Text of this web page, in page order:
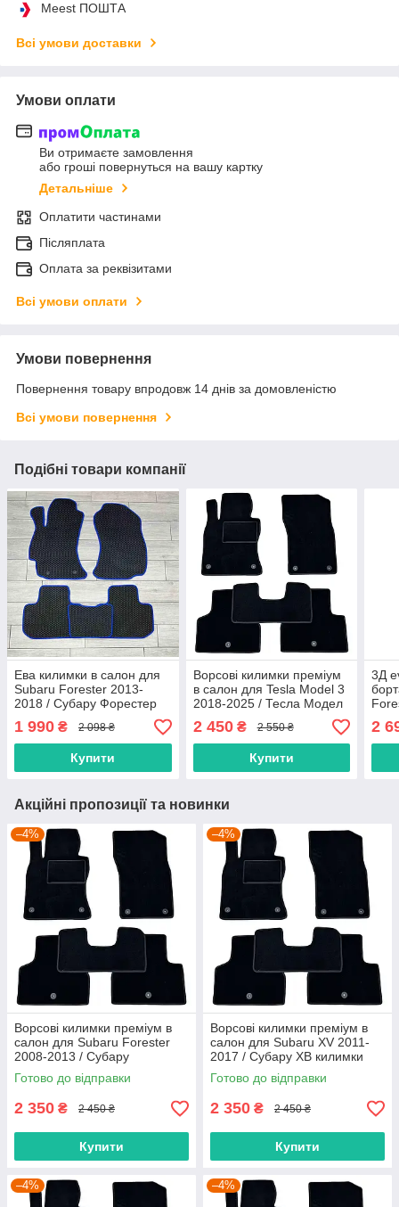
Meest ПОШТА
Всі умови доставки
Умови оплати
Ви отримаєте замовлення
або гроші повернуться на вашу картку
Детальніше
Оплатити частинами
Післяплата
Оплата за реквізитами
Всі умови оплати
Умови повернення
Повернення товару впродовж 14 днів за домовленістю
Всі умови повернення
Подібні товари компанії
Ева килимки в салон для
Subaru Forester 2013-
2018 / Субару Форестер
килимки
1 990 ₴ 2 098 ₴
Купити
Ворсові килимки преміум
в салон для Tesla Model 3
2018-2025 / Тесла Модел
3 килимки
2 450₴ 2 550 ₴
Купити
3Д
2
Акційні пропозиції та новинки
–4%
Ворсові килимки преміум в
салон для Subaru Forester
2008-2013 / Субару
Форестер килимки
Готово до відправки
2 350 ₴ 2 450 ₴
Купити
–4%
Ворсові килимки преміум в
салон для Subaru XV 2011-
2017 / Субару ХВ килимки
Готово до відправки
2 350 ₴ 2 450 ₴
Купити
–4% –4%